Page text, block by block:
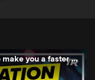
AI + Super-Compensation to make you a faster cyclist 🏆